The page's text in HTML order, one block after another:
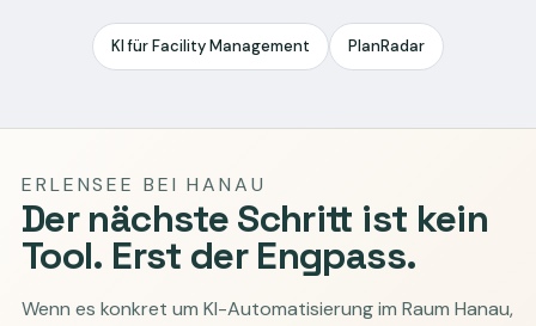
KI für Facility Management PlanRadar
ERLENSEE BEI HANAU
Der nächste Schritt ist kein
Tool. Erst der Engpass.
Wenn es konkret um KI-Automatisierung im Raum Hanau,